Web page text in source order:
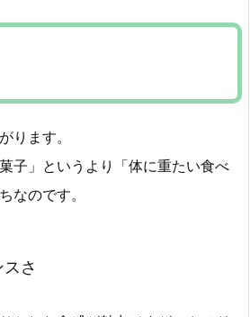
ります。
子」というより「体に重たい食べ
なのです。
さ